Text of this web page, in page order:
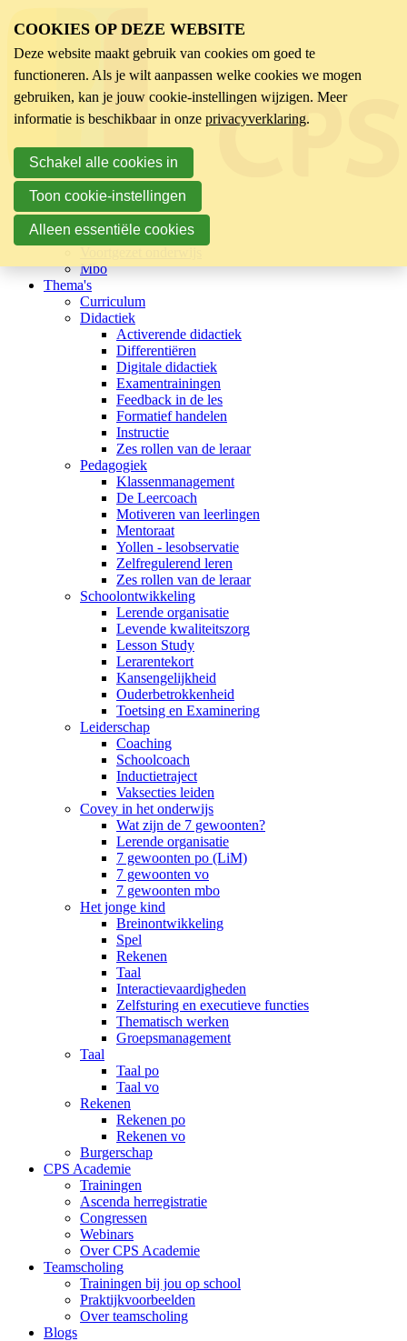
Sector
Kinderopvang
Basisonderwijs
Mbo
Thema's
Curriculum
Didactiek
Activerende didactiek
Differentiëren
Digitale didactiek
Examentrainingen
Feedback in de les
Formatief handelen
Instructie
Zes rollen van de leraar
Pedagogiek
Klassenmanagement
De Leercoach
Motiveren van leerlingen
Mentoraat
Yollen - lesobservatie
Zelfregulerend leren
Zes rollen van de leraar
Schoolontwikkeling
Lerende organisatie
Levende kwaliteitszorg
Lesson Study
Lerarentekort
Kansengelijkheid
Ouderbetrokkenheid
Toetsing en Examinering
Leiderschap
Coaching
Schoolcoach
Inductietraject
Vaksecties leiden
Covey in het onderwijs
Wat zijn de 7 gewoonten?
Lerende organisatie
7 gewoonten po (LiM)
7 gewoonten vo
7 gewoonten mbo
Het jonge kind
Breinontwikkeling
Spel
Rekenen
Taal
Interactievaardigheden
Zelfsturing en executieve functies
Thematisch werken
Groepsmanagement
Taal
Taal po
Taal vo
Rekenen
Rekenen po
Rekenen vo
Burgerschap
CPS Academie
Trainingen
Ascenda herregistratie
Congressen
Webinars
Over CPS Academie
Teamscholing
Trainingen bij jou op school
Praktijkvoorbeelden
Over teamscholing
Blogs
COOKIES OP DEZE WEBSITE
Deze website maakt gebruik van cookies om goed te
functioneren. Als je wilt aanpassen welke cookies we mogen
gebruiken, kan je jouw cookie-instellingen wijzigen. Meer
informatie is beschikbaar in onze privacyverklaring.
Schakel alle cookies in
Toon cookie-instellingen
Alleen essentiële cookies